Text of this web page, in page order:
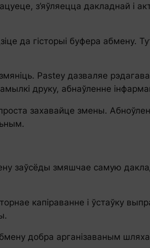
з’яўляецца дакладнай і
да гісторыі буфера абмену.
Pastey дазваляе
друку, абнаўленне
захавайце змены.
заўсёды змяшчае самую
капіраванне і ўстаўку
добра арганізаваным